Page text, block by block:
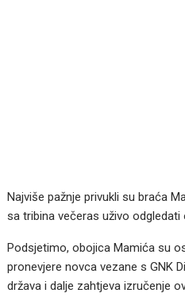
Najviše pažnje privukli su braća
sa tribina večeras uživo odgledati
Podsjetimo, obojica Mamića su
pronevjere novca vezane s GNK
država i dalje zahtjeva izručenje